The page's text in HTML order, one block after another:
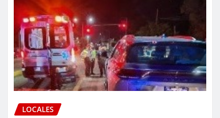
LOCALES